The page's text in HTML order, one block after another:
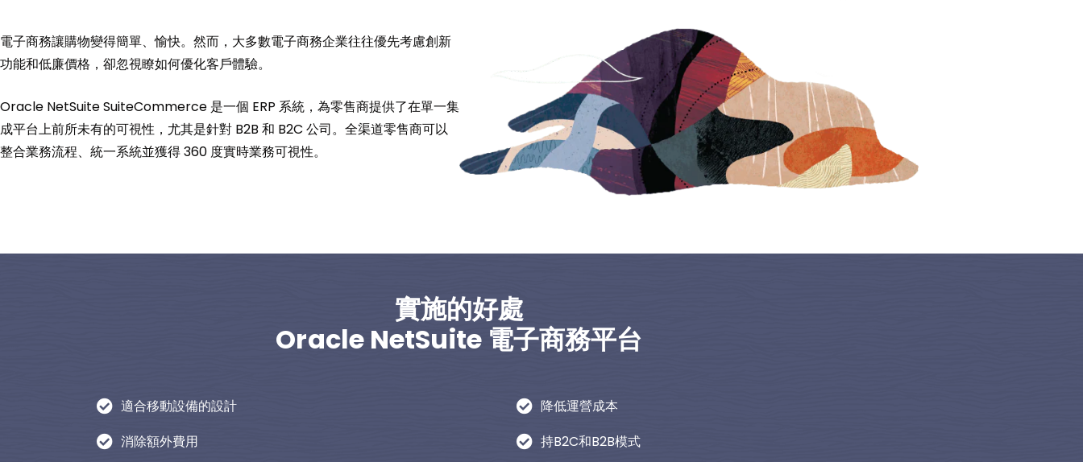
電子商務讓購物變得簡單、愉快。然而，大多數電子商務企業往往優先考慮創新
功能和低廉價格，卻忽視瞭如何優化客戶體驗。
Oracle NetSuite SuiteCommerce 是一個 ERP 系統，為零售商提供了在單一集
成平台上前所未有的可視性，尤其是針對 B2B 和 B2C 公司。全渠道零售商可以
整合業務流程、統一系統並獲得 360 度實時業務可視性。
實施的好處
Oracle NetSuite 電子商務平台
適合移動設備的設計
消除額外費用
降低運營成本
持B2C和B2B模式